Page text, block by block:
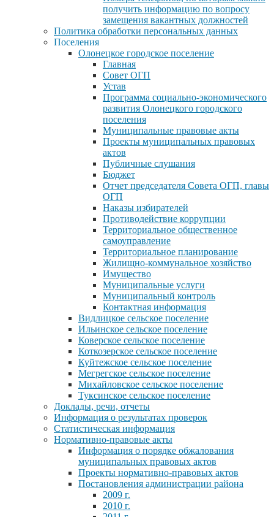
получить информацию по вопросу
замещения вакантных должностей
Политика обработки персональных данных
Поселения
Олонецкое городское поселение
Главная
Совет ОГП
Устав
Программа социально-экономического
развития Олонецкого городского
поселения
Муниципальные правовые акты
Проекты муниципальных правовых
актов
Публичные слушания
Бюджет
Отчет председателя Совета ОГП, главы
ОГП
Наказы избирателей
Противодействие коррупции
Территориальное общественное
самоуправление
Территориальное планирование
Жилищно-коммунальное хозяйство
Имущество
Муниципальные услуги
Муниципальный контроль
Контактная информация
Видлицкое сельское поселение
Ильинское сельское поселение
Коверское сельское поселение
Коткозерское сельское поселение
Куйтежское сельское поселение
Мегрегское сельское поселение
Михайловское сельское поселение
Туксинское сельское поселение
Доклады, речи, отчеты
Информация о результатах проверок
Статистическая информация
Нормативно-правовые акты
Информация о порядке обжалования
муниципальных правовых актов
Проекты нормативно-правовых актов
Постановления администрации района
2009 г.
2010 г.